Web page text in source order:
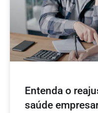
Entenda o
saúde